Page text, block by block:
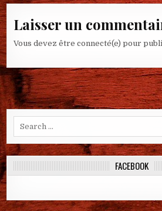
Laisser un
Vous devez être connecté(e) pour
FACEBOOK